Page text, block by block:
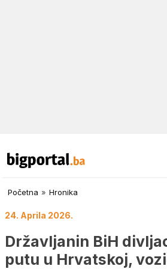
Početna » Hronika
24. Aprila 2026.
Državljanin BiH
putu u Hrvatskoj,